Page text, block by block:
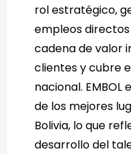
rol estratégico,
empleos directos
cadena de valor
clientes y cubre
nacional.
de los mejores
Bolivia, lo que
desarrollo del